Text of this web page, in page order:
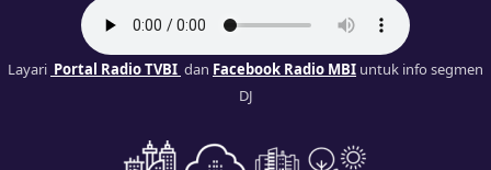
Layari Portal Radio TVBI dan Facebook Radio MBI untuk info segmen
DJ